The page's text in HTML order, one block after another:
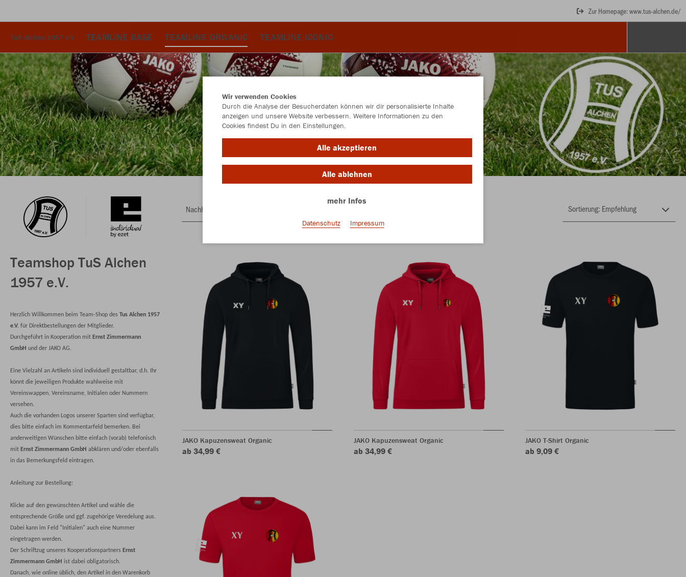
Zur Homepage: www.tus-alchen.de/
TuS Alchen 1957 e.V. TEAMLINE BASE TEAMLINE ORGANIC TEAMLINE ICONIC
Teamshop TuS Alchen
1957 e.V.
Herzlich Willkommen beim Team-Shop des Tus Alchen 1957
e.V. für Direktbestellungen der Mitglieder.
Durchgeführt in Kooperation mit Ernst Zimmermann
GmbH und der JAKO AG.
Eine Vielzahl an Artikeln sind individuell gestaltbar, d.h. Ihr
könnt die jeweiligen Produkte wahlweise mit
Vereinswappen, Vereinsname, Initialen oder Nummern
versehen.
Auch die vorhanden Logos unserer Sparten sind verfügbar,
dies bitte einfach im Kommentarfeld bemerken. Bei
anderweitigen Wünschen bitte einfach (vorab) telefonisch
mit Ernst Zimmermann GmbH abklären und/oder ebenfalls
in das Bemerkungsfeld eintragen.
Anleitung zur Bestellung:
Klicke auf den gewünschten Artikel und wähle die
entsprechende Größe und ggf. zugehörige Veredelung aus.
Dabei kann im Feld "Initialen" auch eine Nummer
eingetragen werden.
Der Schriftzug unseres Kooperationspartners Ernst
Zimmermann GmbH ist dabei obligatorisch.
Danach, wie online üblich, den Artikel in den Warenkorb
Nachhaltig
JAKO Kapuzensweat Organic
ab 34,99 €
JAKO Kapuzensweat Organic
ab 34,99 €
JAKO T-Shirt Organic
ab 9,09 €
Wir verwenden Cookies
Durch die Analyse der Besucherdaten können wir dir personalisierte Inhalte
anzeigen und unsere Website verbessern. Weitere Informationen zu den
Cookies findest Du in den Einstellungen.
Alle akzeptieren
Alle ablehnen
mehr Infos
Datenschutz Impressum